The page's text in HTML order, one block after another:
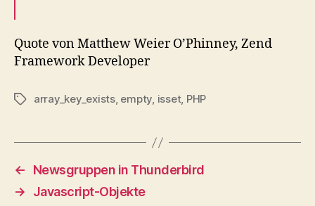
Quote von Matthew Weier O’Phinney, Zend
Framework Developer
Schlagwörter
array_key_exists, empty, isset, PHP
←
Newsgruppen in Thunderbird
→
Javascript-Objekte